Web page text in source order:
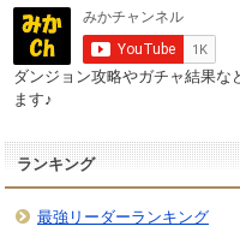
ダンジョン攻略やガチャ結果な
ます♪
ランキング
最強リーダーランキング